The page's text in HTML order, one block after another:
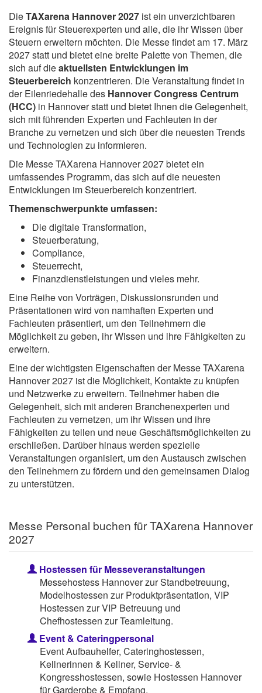
DieTAXarena Hannover 2027 ist ein unverzichtbaren
Ereignis für Steuerexperten und alle, die ihr Wissen über
Steuern erweitern möchten. Die Messe findet am 17. März
2027 statt und bietet eine breite Palette von Themen, die
sich auf dieaktuellsten Entwicklungen im
Steuerbereich konzentrieren. Die Veranstaltung findet in
der Eilenriedehalle des Hannover Congress Centrum
(HCC) in Hannover statt und bietet Ihnen die Gelegenheit,
sich mit führenden Experten und Fachleuten in der
Branche zu vernetzen und sich über die neuesten Trends
und Technologien zu informieren.
Die Messe TAXarena Hannover2027 bietet ein
umfassendes Programm, das sich auf die neuesten
Entwicklungen im Steuerbereich konzentriert.
Themenschwerpunkte umfassen:
Die digitale Transformation,
Steuerberatung,
Compliance,
Steuerrecht,
Finanzdienstleistungen und vieles mehr.
Eine Reihe von Vorträgen, Diskussionsrunden und
Präsentationen wird von namhaften Experten und
Fachleuten präsentiert, um den Teilnehmern die
Möglichkeit zu geben, ihr Wissen und ihre Fähigkeiten zu
erweitern.
Eine der wichtigsten Eigenschaften der Messe TAXarena
Hannover 2027 ist die Möglichkeit, Kontakte zu knüpfen
und Netzwerke zu erweitern. Teilnehmer haben die
Gelegenheit, sich mit anderen Branchenexperten und
Fachleuten zu vernetzen, um ihr Wissen und ihre
Fähigkeiten zu teilen und neue Geschäftsmöglichkeiten zu
erschließen. Darüber hinaus werden spezielle
Veranstaltungen organisiert, um den Austausch zwischen
den Teilnehmern zu fördern und den gemeinsamen Dialog
zu unterstützen.
Messe Personal buchen für TAXarena Hannover
2027
Hostessen für Messeveranstaltungen
Messehostess Hannover zur Standbetreuung,
Modelhostessen zur Produktpräsentation, VIP
Hostessen zur VIP Betreuung und
Chefhostessen zur Teamleitung.
Event & Cateringpersonal
Event Aufbauhelfer, Cateringhostessen,
Kellnerinnen & Kellner, Service- &
Kongresshostessen, sowie Hostessen Hannover
für Garderobe & Empfang.